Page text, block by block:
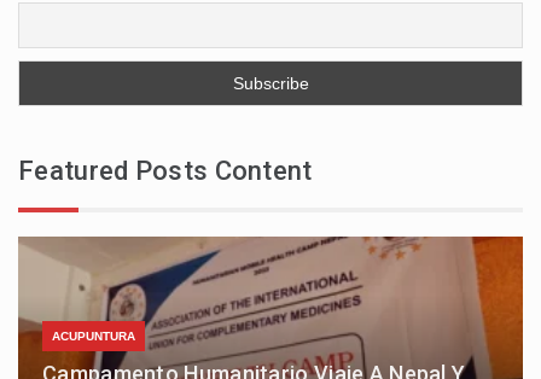
Featured Posts Content
ACUPUNTURA